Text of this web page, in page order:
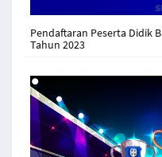
Pendaftaran Peserta Didik
Tahun 2023